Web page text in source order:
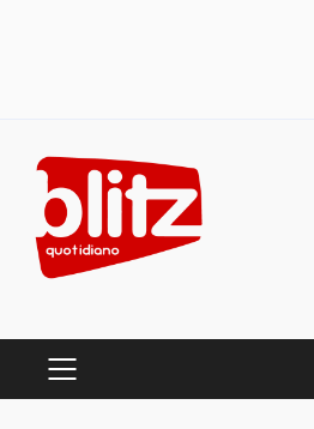
content
PRIMARY